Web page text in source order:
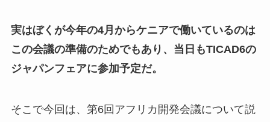
実はぼくが今年の4月からケニアで働いているのは
この会議の準備のためでもあり、当日もTICAD6の
ジャパンフェアに参加予定だ。
そこで今回は、第6回アフリカ開発会議について説